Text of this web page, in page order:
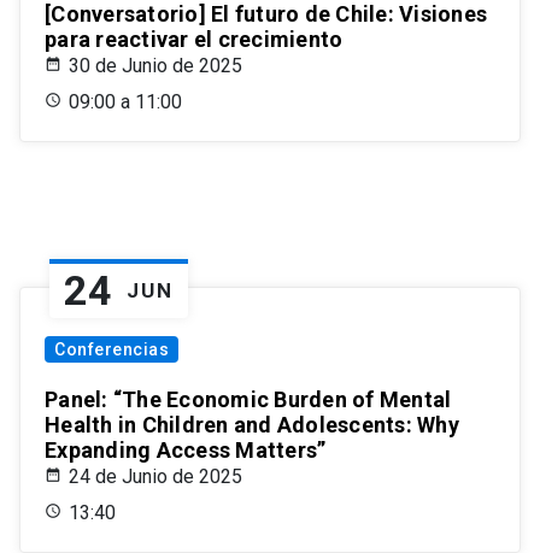
[Conversatorio] El futuro de Chile: Visiones
para reactivar el crecimiento
30 de Junio de 2025
09:00 a 11:00
24 JUN
Conferencias
Panel: “The Economic Burden of Mental
Health in Children and Adolescents: Why
Expanding Access Matters”
24 de Junio de 2025
13:40